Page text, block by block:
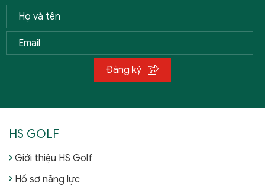
Đăng ký
HS GOLF
Giới thiệu HS Golf
Hồ sơ năng lực